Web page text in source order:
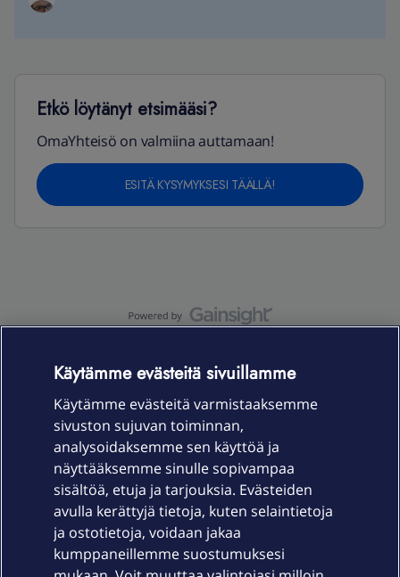
Etkö löytänyt etsimääsi?
OmaYhteisö on valmiina auttamaan!
ESITÄ KYSYMYKSESI TÄÄLLÄ!
Laitteet & liittymät
Palvelut
Käytämme evästeitä sivuillamme
Käytämme evästeitä varmistaaksemme
sivuston sujuvan toiminnan,
analysoidaksemme sen käyttöä ja
näyttääksemme sinulle sopivampaa
sisältöä, etuja ja tarjouksia. Evästeiden
avulla kerättyjä tietoja, kuten selaintietoja
ja ostotietoja, voidaan jakaa
kumppaneillemme suostumuksesi